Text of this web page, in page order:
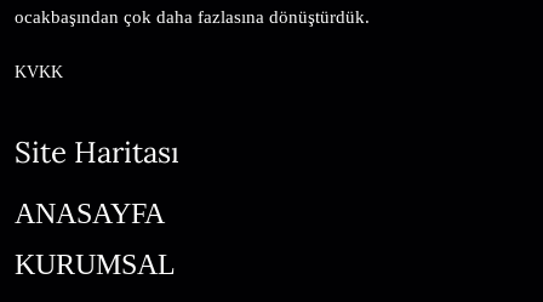
ocakbaşından çok daha fazlasına dönüştürdük.
KVKK
Site Haritası
ANASAYFA
KURUMSAL